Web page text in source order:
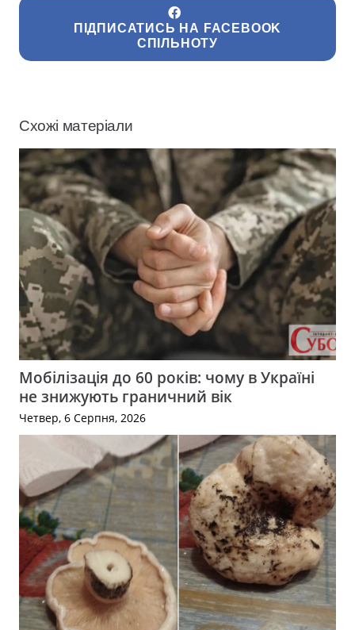
ПІДПИСАТИСЬ НА FACEBOOK
СПІЛЬНОТУ
Схожі матеріали
Мобілізація до 60 років: чому в Україні
не знижують граничний вік
Четвер, 6 Серпня, 2026